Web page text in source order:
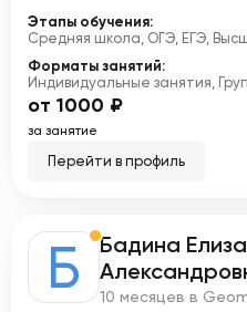
Этапы обучения:
Средняя школа, ОГЭ, ЕГЭ,
Форматы занятий:
Индивидуальные занятия,
от 1000 ₽
за занятие
Перейти в профиль
Б
Бадина
10 месяцев в